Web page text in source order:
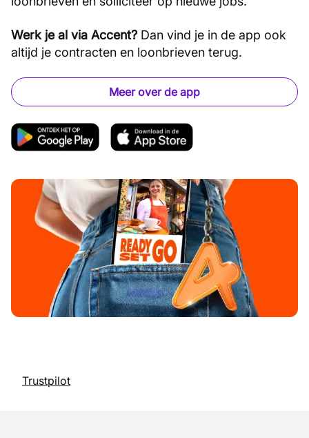
Werk je al via Accent? Dan vind je in de app ook
altijd je contracten en loonbrieven terug.
Meer over de app
Trustpilot